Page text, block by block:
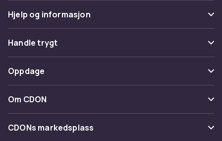
Hjelp og informasjon
Vanlige spørsmål
Spor pakke
Angre & returner her
Kontakt oss
Handle trygt
Betaling
Levering
Tilbakekallinger
Oppdage
Kategorier
Varemerker
Om CDON
Om oss
CDONs markedsplass